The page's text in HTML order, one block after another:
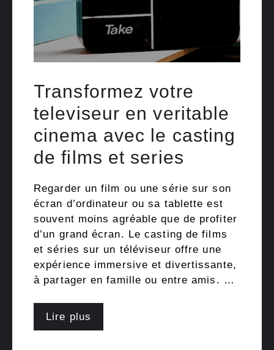
Transformez votre
televiseur en veritable
cinema avec le casting
de films et series
Regarder un film ou une série sur son
écran d’ordinateur ou sa tablette est
souvent moins agréable que de profiter
d’un grand écran. Le casting de films
et séries sur un téléviseur offre une
expérience immersive et divertissante,
à partager en famille ou entre amis. …
Lire plus